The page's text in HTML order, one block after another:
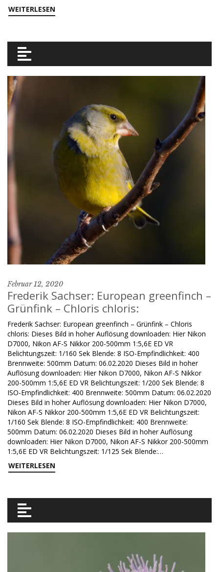
WEITERLESEN
Februar 12, 2020
Frederik Sachser: European greenfinch –
Grünfink – Chloris chloris:
Frederik Sachser: European greenfinch – Grünfink – Chloris
chloris: Dieses Bild in hoher Auflösung downloaden: Hier Nikon
D7000, Nikon AF-S Nikkor 200-500mm 1:5,6E ED VR
Belichtungszeit: 1/160 Sek Blende: 8 ISO-Empfindlichkeit: 400
Brennweite: 500mm Datum: 06.02.2020 Dieses Bild in hoher
Auflösung downloaden: Hier Nikon D7000, Nikon AF-S Nikkor
200-500mm 1:5,6E ED VR Belichtungszeit: 1/200 Sek Blende: 8
ISO-Empfindlichkeit: 400 Brennweite: 500mm Datum: 06.02.2020
Dieses Bild in hoher Auflösung downloaden: Hier Nikon D7000,
Nikon AF-S Nikkor 200-500mm 1:5,6E ED VR Belichtungszeit:
1/160 Sek Blende: 8 ISO-Empfindlichkeit: 400 Brennweite:
500mm Datum: 06.02.2020 Dieses Bild in hoher Auflösung
downloaden: Hier Nikon D7000, Nikon AF-S Nikkor 200-500mm
1:5,6E ED VR Belichtungszeit: 1/125 Sek Blende:…
WEITERLESEN